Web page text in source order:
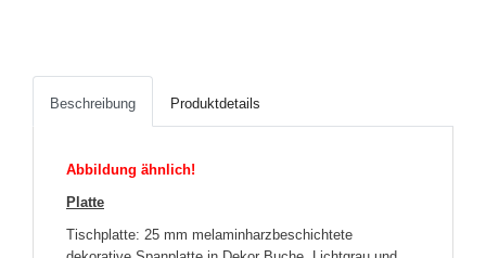
Beschreibung Produktdetails
Abbildung ähnlich!
Platte
Tischplatte: 25 mm melaminharzbeschichtete